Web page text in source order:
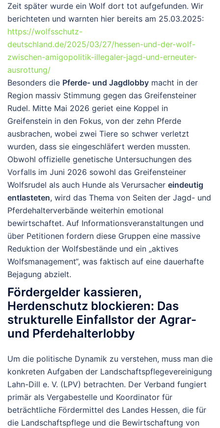
Zeit später wurde ein Wolf dort tot aufgefunden. Wir
berichteten und warnten hier bereits am 25.03.2025:
https://wolfsschutz-
deutschland.de/2025/03/27/hessen-und-der-wolf-
zwischen-amigopolitik-illegaler-jagd-und-erneuter-
ausrottung/
Besonders die Pferde- und Jagdlobby macht in der
Region massiv Stimmung gegen das Greifensteiner
Rudel. Mitte Mai 2026 geriet eine Koppel in
Greifenstein in den Fokus, von der zehn Pferde
ausbrachen, wobei zwei Tiere so schwer verletzt
wurden, dass sie eingeschläfert werden mussten.
Obwohl offizielle genetische Untersuchungen des
Vorfalls im Juni 2026 sowohl das Greifensteiner
Wolfsrudel als auch Hunde als Verursacher eindeutig
entlasteten, wird das Thema von Seiten der Jagd- und
Pferdehalterverbände weiterhin emotional
bewirtschaftet. Auf Informationsveranstaltungen und
über Petitionen fordern diese Gruppen eine massive
Reduktion der Wolfsbestände und ein „aktives
Wolfsmanagement“, was faktisch auf eine dauerhafte
Bejagung abzielt.
Fördergelder kassieren,
Herdenschutz blockieren: Das
strukturelle Einfallstor der Agrar-
und Pferdehalterlobby
Um die politische Dynamik zu verstehen, muss man die
konkreten Aufgaben der Landschaftspflegevereinigung
Lahn-Dill e. V. (LPV) betrachten. Der Verband fungiert
primär als Vergabestelle und Koordinator für
beträchtliche Fördermittel des Landes Hessen, die für
die Landschaftspflege und die Bewirtschaftung von